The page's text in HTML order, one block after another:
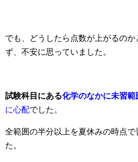
でも、どうしたら点数が上がるの
ず、不安に思っていました。
試験科目にある化学のなかに未習範
に心配でした。
全範囲の半分以上を夏休みの時点で
た。